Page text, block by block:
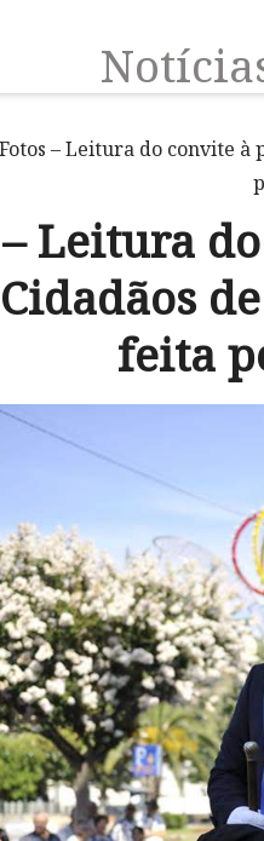
– Leitura do convite à
– Leitura
feita